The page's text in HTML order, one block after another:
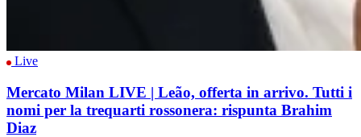
Live
Mercato Milan LIVE | Leão, offerta in arrivo. Tutti i
nomi per la trequarti rossonera: rispunta Brahim
Diaz